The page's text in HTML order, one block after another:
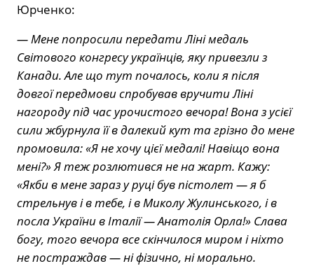
Юрченко:
— Мене попросили передати Ліні медаль
Світового конгресу українців, яку привезли з
Канади. Але що тут почалось, коли я після
довгої передмови спробував вручити Ліні
нагороду під час урочистого вечора! Вона з усієї
сили жбурнула її в далекий кут та грізно до мене
промовила: «Я не хочу цієї медалі! Навіщо вона
мені?» Я теж розлютився не на жарт. Кажу:
«Якби в мене зараз у руці був пістолет — я б
стрельнув і в тебе, і в Миколу Жулинського, і в
посла України в Італії — Анатолія Орла!» Слава
богу, того вечора все скінчилося миром і ніхто
не постраждав — ні фізично, ні морально.